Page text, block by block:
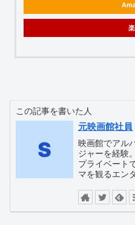
この記事を書いた人
元映画館社員
映画館でアル
ジャーを経験。
プライベート
マを観るエン